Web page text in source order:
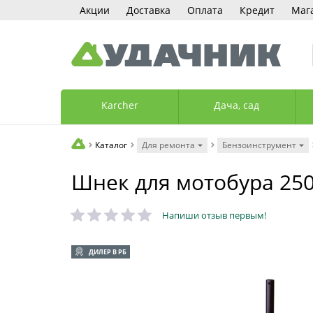
Акции Доставка Оплата Кредит
Karcher Дача, сад
Каталог Для ремонта Бензоинструмент
Шнек для мотобура
Напиши отзыв первым!
ДИЛЕР В РБ